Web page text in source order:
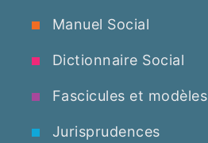
Manuel Social
Dictionnaire Social
Fascicules et modèles
Jurisprudences